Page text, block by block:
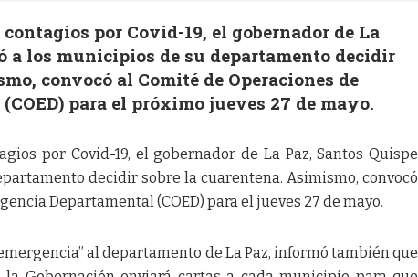
por Covid-19, el gobernador de La
a los municipios de su departamento decidir
convocó al Comité de Operaciones de
para el próximo jueves 27 de mayo.
por Covid-19, el gobernador de La Paz, Santos Quispe
decidir sobre la cuarentena. Asimismo, convocó
Departamental (COED) para el jueves 27 de mayo.
al departamento de La Paz, informó también que